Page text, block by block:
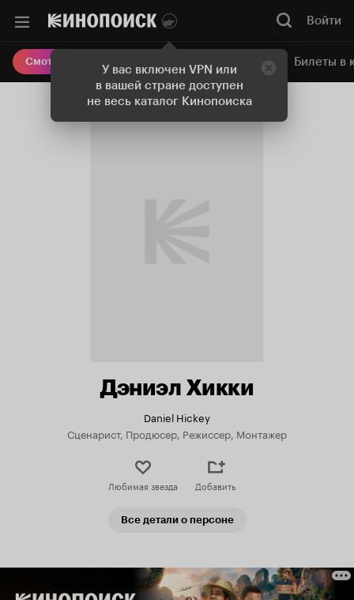
У вас включен VPN или
в вашей стране доступен
не весь каталог Кинопоиска
Войти
Смотреть кино Онлайн-кинотеатр Билеты в
Дэниэл Хикки
Daniel Hickey
Сценарист, Продюсер, Режиссер, Монтажер
Любимая звезда Добавить
Все детали о персоне